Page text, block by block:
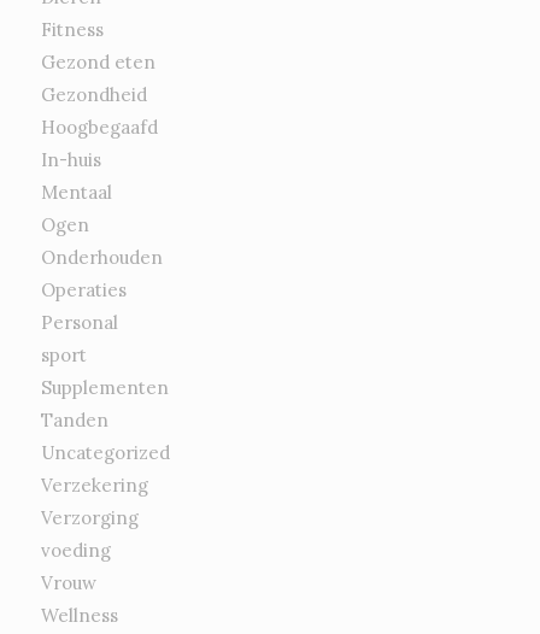
Fitness
Gezond eten
Gezondheid
Hoogbegaafd
In-huis
Mentaal
Ogen
Onderhouden
Operaties
Personal
sport
Supplementen
Tanden
Uncategorized
Verzekering
Verzorging
voeding
Vrouw
Wellness